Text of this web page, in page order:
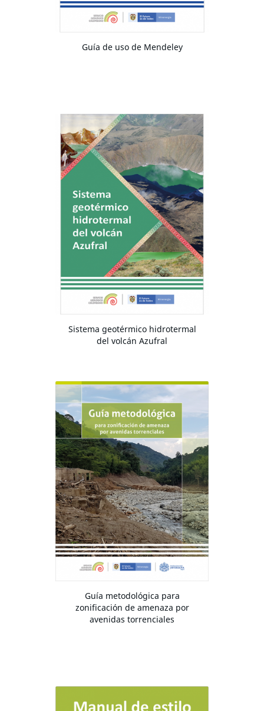
Guía de uso de Mendeley
Sistema geotérmico hidrotermal
del volcán Azufral
Guía metodológica para
zonificación de amenaza por
avenidas torrenciales